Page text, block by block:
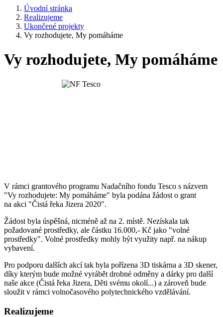
Úvodní stránka
Realizujeme
Ukončené projekty
Vy rozhodujete, My pomáháme
Vy rozhodujete, My pomáháme
V rámci grantového programu Nadačního fondu Tesco s názvem
"Vy rozhodujete: My pomáháme" byla podána žádost o grant
na akci "Čistá řeka Jizera 2020".
Žádost byla úspěšná, nicméně až na 2. místě. Nezískala tak
požadované prostředky, ale částku 16.000,- Kč jako "volné
prostředky". Volné prostředky mohly být využity např. na nákup
vybavení.
Pro podporu dalších akcí tak byla pořízena 3D tiskárna a 3D skener,
díky kterým bude možné vyrábět drobné odměny a dárky pro další
naše akce (Čistá řeka Jizera, Děti svému okolí...) a zároveň bude
sloužit v rámci volnočasového polytechnického vzdělávání.
Realizujeme